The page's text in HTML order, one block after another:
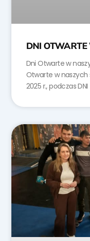
DNI
Dni Otwarte w
Otwarte w naszych
2025 r., podczas DNI